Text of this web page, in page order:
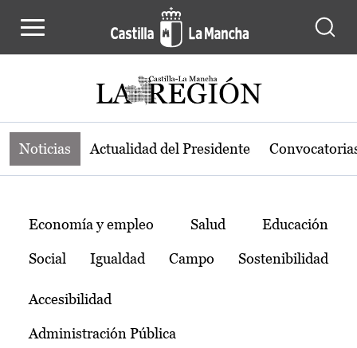
Noticias de la región de Castilla-La
Noticias Actualidad del Presidente
Temas
Economía y empleo Salud Educación
Social Igualdad Campo Sostenibilidad
Accesibilidad
Administración Pública